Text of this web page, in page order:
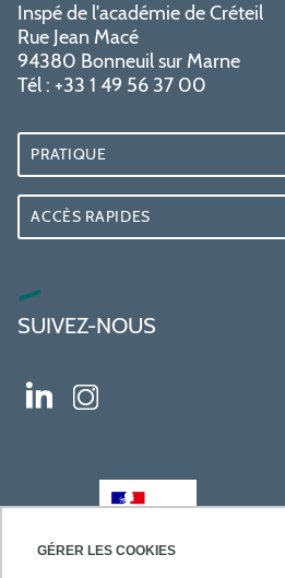
GÉRER LES COOKIES
Inspé de l'académie de Créteil
Rue Jean Macé
94380 Bonneuil sur Marne
Tél : +33 1 49 56 37 00
PRATIQUE
ACCÈS RAPIDES
SUIVEZ-NOUS